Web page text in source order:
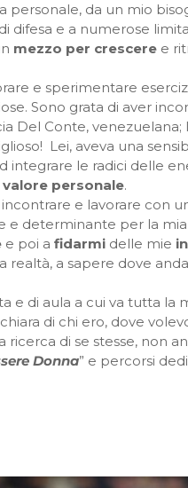
personale, da un mio
difesa e a numerose
mezzo per cresceree
e sperimentare
Sono grata di aver
Del Conte, venezuelana;
Lei, aveva una
integrare le radici delle
valore personale.
e lavorare con
determinante per la
e poi a fidarmidelle mie
a sapere dove
e di aula a cui va tutta la
di chi ero, dove
di se stesse, non
Donna” e percorsi